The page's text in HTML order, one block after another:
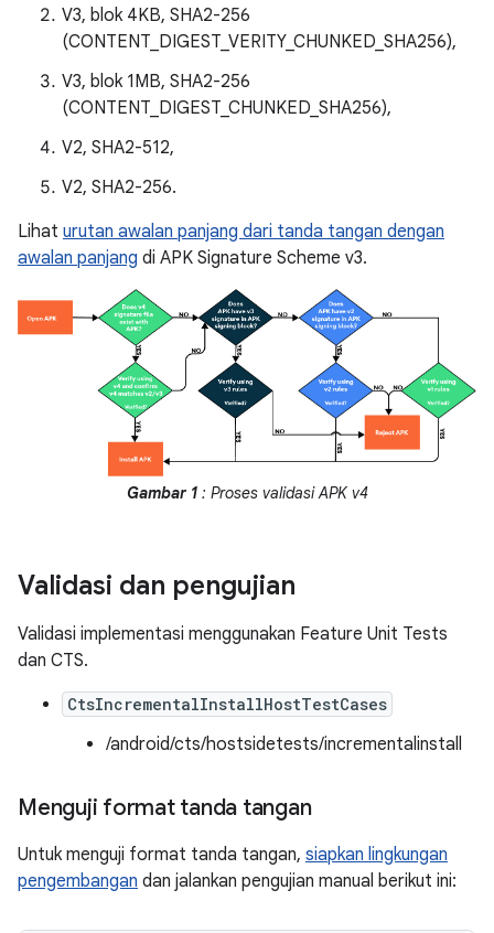
V3, blok 4KB, SHA2-256
(CONTENT_DIGEST_VERITY_CHUNKED_SHA256),
V3, blok 1MB, SHA2-256
(CONTENT_DIGEST_CHUNKED_SHA256),
V2, SHA2-512,
V2, SHA2-256.
Lihat urutan awalan panjang dari tanda tangan dengan
awalan panjang di APK Signature Scheme v3.
Gambar 1: Proses validasi APK v4
Validasi dan pengujian
Validasi implementasi menggunakan Feature Unit Tests
dan CTS.
CtsIncrementalInstallHostTestCases
/android/cts/hostsidetests/incrementalinstall
Menguji format tanda tangan
Untuk menguji format tanda tangan, siapkan lingkungan
pengembangan dan jalankan pengujian manual berikut ini: